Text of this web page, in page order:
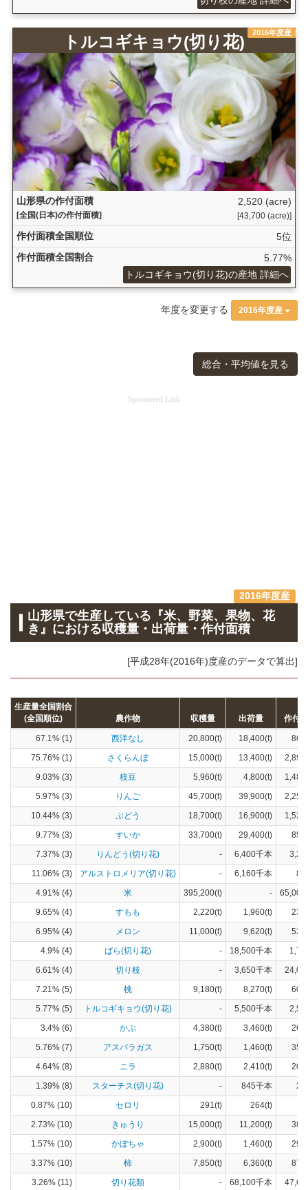
2016年度産
トルコギキョウ(切り花)
山形県の作付面積
[全国(日本)の作付面積]
2,520 (acre)
[43,700 (acre)]
作付面積全国順位
5位
作付面積全国割合
5.77%
トルコギキョウ(切り花)の産地 詳細へ
年度を変更する 2016年度産
総合・平均値を見る
Sponsored Link
2016年度産
山形県で生産している『米、野菜、果物、花
き』における収穫量・出荷量・作付面積
[平成28年(2016年)度産のデータで算出]
生産量全国割合
(全国順位)
農作物 収穫量 出荷量 作付
67.1% (1) 西洋なし 20,800(t) 18,400(t)
75.76% (1)
さくらんぼ 15,000(t) 13,400(t)
9.03% (3)
枝豆 5,960(t) 4,800(t)
5.97% (3)
りんご 45,700(t) 39,900(t)
10.44% (3)
ぶどう 18,700(t) 16,900(t)
9.77% (3)
すいか 33,700(t) 29,400(t)
7.37% (3)
りんどう(切り花) - 6,400千本
11.06% (3)
アルストロメリア(切り花) - 6,160千本
4.91% (4)
米 395,200(t) -
9.65% (4)
すもも 2,220(t) 1,960(t)
6.95% (4)
メロン 11,000(t) 9,620(t)
4.9% (4)
ばら(切り花) - 18,500千本
6.61% (4)
切り枝 - 3,650千本
7.21% (5)
桃 9,180(t) 8,270(t)
5.77% (5)
トルコギキョウ(切り花) - 5,500千本
3.4% (6)
かぶ 4,380(t) 3,460(t)
5.76% (7)
アスパラガス 1,750(t) 1,460(t)
4.64% (8)
ニラ 2,880(t) 2,410(t)
1.39% (8)
スターチス(切り花) - 845千本
0.87% (10)
セロリ 291(t) 264(t)
2.73% (10)
きゅうり 15,000(t) 11,200(t)
1.57% (10)
かぼちゃ 2,900(t) 1,460(t)
3.37% (10)
柿 7,850(t) 6,360(t)
3.26% (11)
切り花類 - 68,100千本